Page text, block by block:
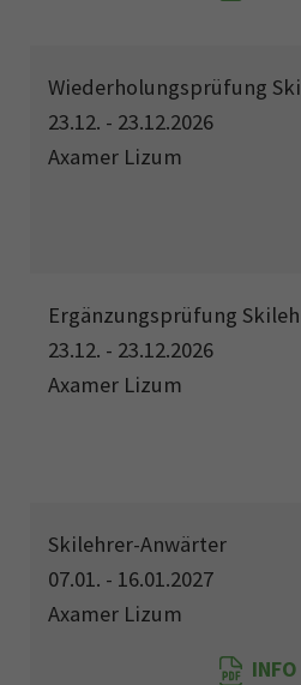
Wiederholungsprüfung
23.12. - 23.12.2026
Axamer Lizum
Ergänzungsprüfung
23.12. - 23.12.2026
Axamer Lizum
Skilehrer-Anwärter
07.01. - 16.01.2027
Axamer Lizum
INFO